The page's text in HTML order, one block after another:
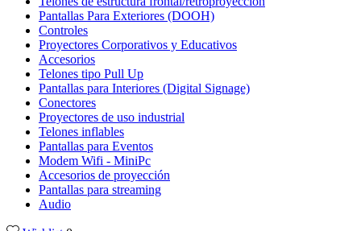
Pantallas Para Exteriores (DOOH)
Controles
Proyectores Corporativos y Educativos
Accesorios
Telones tipo Pull Up
Pantallas para Interiores (Digital Signage)
Conectores
Proyectores de uso industrial
Telones inflables
Pantallas para Eventos
Modem Wifi - MiniPc
Accesorios de proyección
Pantallas para streaming
Audio